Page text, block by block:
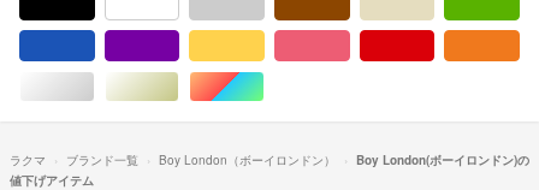
シルバー/銀色系ゴールド/金色系マルチカラー
ラクマ ブランド一覧 Boy London（ボーイロンドン）
Boy London(ボーイロンドン)の
値下げアイテム